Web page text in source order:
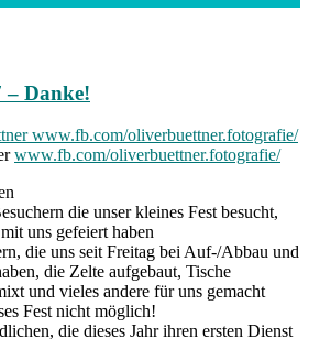
– Danke!
www.fb.com/oliverbuettner.fotografie/
die unser kleines Fest besucht,
uns gefeiert haben
die uns seit Freitag bei Auf-/Abbau und
die Zelte aufgebaut, Tische
und vieles andere für uns gemacht
Fest nicht möglich!
die dieses Jahr ihren ersten Dienst